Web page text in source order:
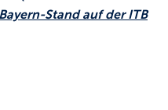
Stand auf der ITB